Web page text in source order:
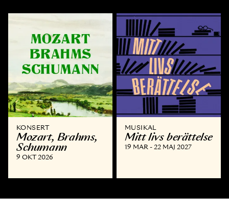
KONSERT
Mozart, Brahms,
Schumann
9 OKT 2026
MUSIKAL
Mitt livs berättelse
19 MAR - 22 MAJ 2027